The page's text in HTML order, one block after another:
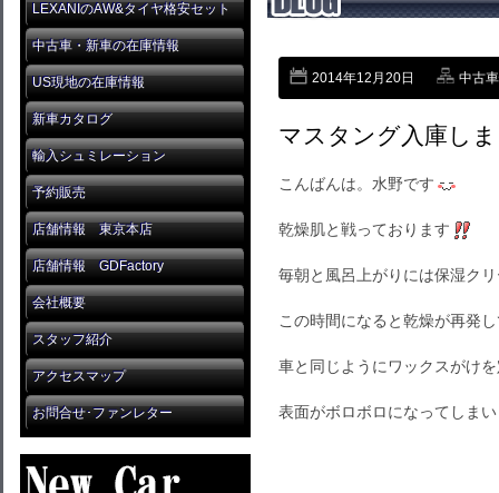
LEXANIのAW&タイヤ格安セット
中古車・新車の在庫情報
US現地の在庫情報
新車カタログ
輸入シュミレーション
予約販売
店舗情報 東京本店
店舗情報 GDFactory
会社概要
スタッフ紹介
アクセスマップ
お問合せ･ファンレター
2014年12月20日 中古
マスタング入庫し
こんばんは。水野です
乾燥肌と戦っております
毎朝と風呂上がりには保湿ク
この時間になると乾燥が再発
車と同じようにワックスがけ
表面がボロボロになってしま